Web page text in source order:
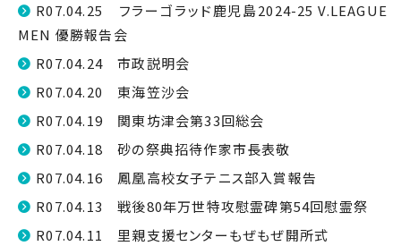
R07.04.25 フラーゴラッド鹿児島2024-25 V.LEAGUE
MEN 優勝報告会
R07.04.24 市政説明会
R07.04.20 東海笠沙会
R07.04.19 関東坊津会第33回総会
R07.04.18 砂の祭典招待作家市長表敬
R07.04.16 鳳凰高校女子テニス部入賞報告
R07.04.13 戦後80年万世特攻慰霊碑第54回慰霊祭
R07.04.11 里親支援センターもぜもぜ開所式